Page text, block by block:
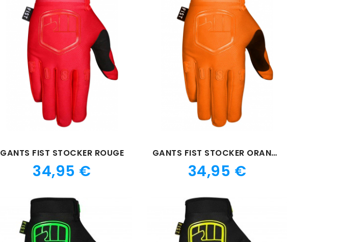
GANTS FIST STOCKER ROUGE
Prix
34,95 €
GANTS FIST STOCKER ORANGE
Prix
34,95 €